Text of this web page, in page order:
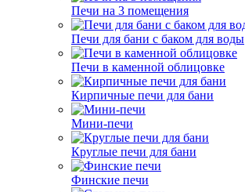
Печи на 3 помещения
Печи для бани с баком для воды
Печи в каменной облицовке
Кирпичные печи для бани
Мини-печи
Круглые печи для бани
Финские печи